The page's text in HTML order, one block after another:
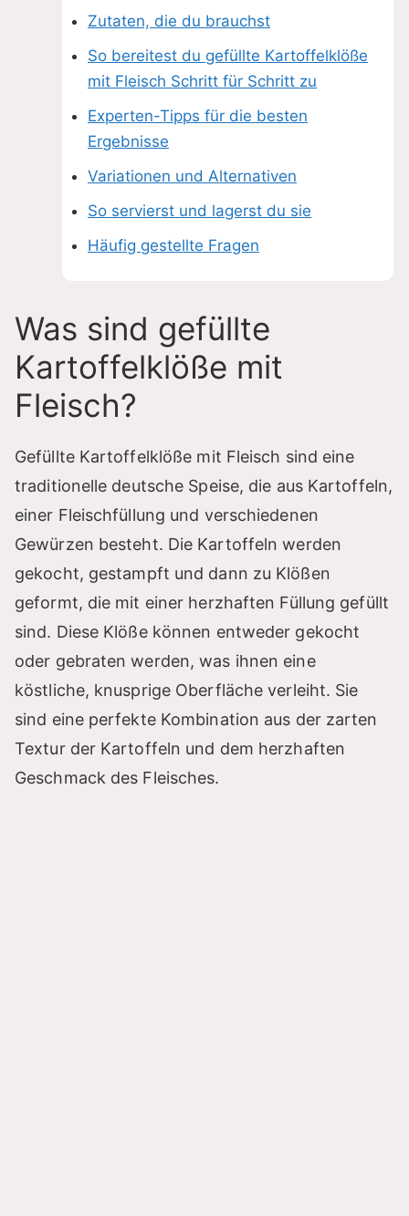
Zutaten, die du brauchst
So bereitest du gefüllte Kartoffelklöße
mit Fleisch Schritt für Schritt zu
Experten-Tipps für die besten
Ergebnisse
Variationen und Alternativen
So servierst und lagerst du sie
Häufig gestellte Fragen
Was sind gefüllte
Kartoffelklöße mit
Fleisch?
Gefüllte Kartoffelklöße mit Fleisch sind eine
traditionelle deutsche Speise, die aus Kartoffeln,
einer Fleischfüllung und verschiedenen
Gewürzen besteht. Die Kartoffeln werden
gekocht, gestampft und dann zu Klößen
geformt, die mit einer herzhaften Füllung gefüllt
sind. Diese Klöße können entweder gekocht
oder gebraten werden, was ihnen eine
köstliche, knusprige Oberfläche verleiht. Sie
sind eine perfekte Kombination aus der zarten
Textur der Kartoffeln und dem herzhaften
Geschmack des Fleisches.